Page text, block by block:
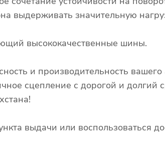
выдерживать значительную
высококачественные шины.
и производительность
сцепление с дорогой и долгий
выдачи или воспользоваться